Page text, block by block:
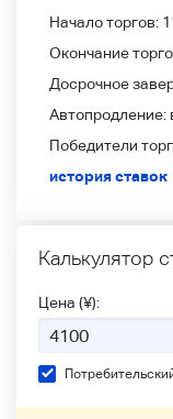
Начало торгов:
Окончание
Досрочное
Автопродление:
Победители
история ставок
Калькулятор
Цена (¥):